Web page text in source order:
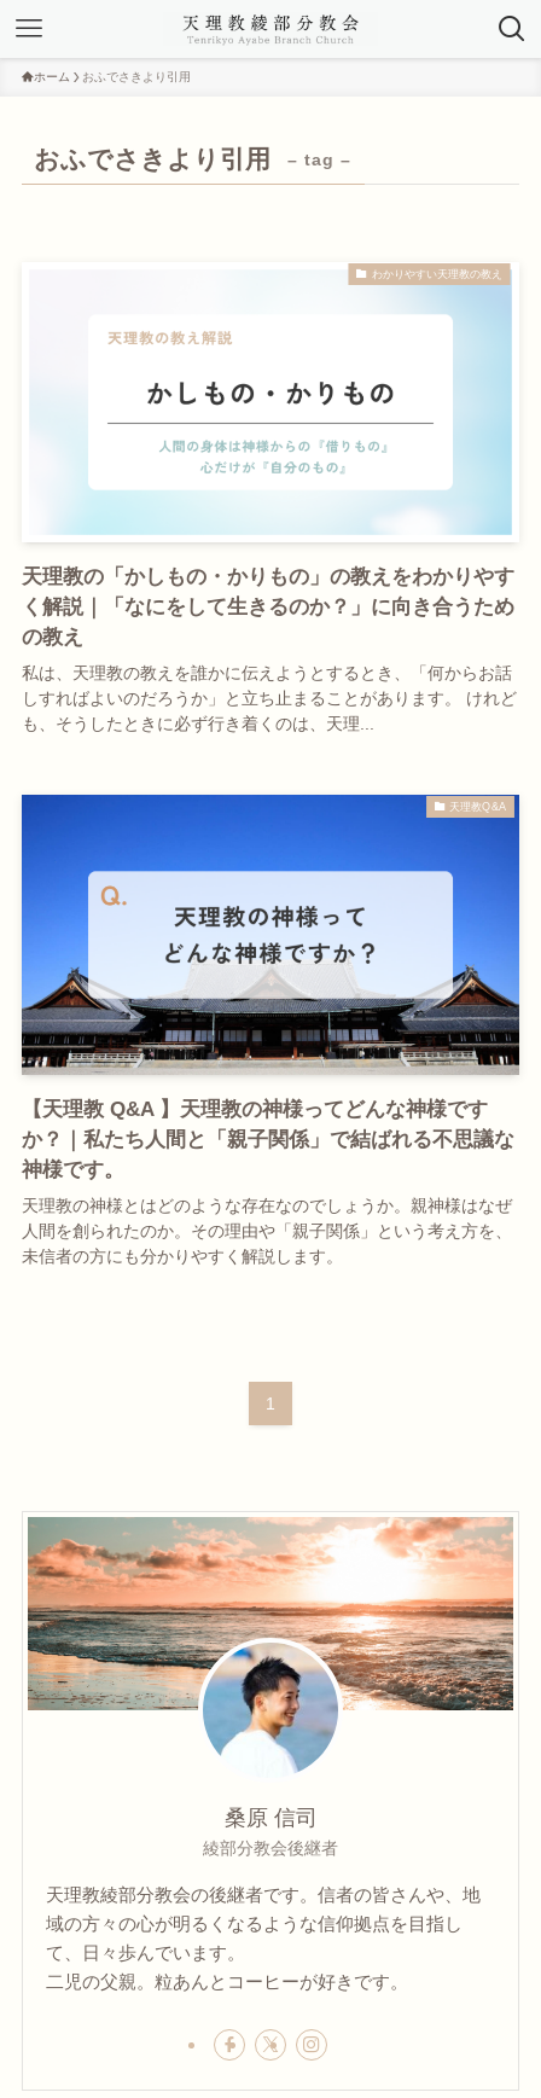
ホーム おふでさきより引用
おふでさきより引用 – tag –
わかりやすい天理教の教え
天理教の「かしもの・かりもの」の教えをわかりやす
く解説｜「なにをして生きるのか？」に向き合うため
の教え
私は、天理教の教えを誰かに伝えようとするとき、「何からお話
しすればよいのだろうか」と立ち止まることがあります。 けれど
も、そうしたときに必ず行き着くのは、天理...
天理教Q&A
【天理教 Q&A 】天理教の神様ってどんな神様です
か？｜私たち人間と「親子関係」で結ばれる不思議な
神様です。
天理教の神様とはどのような存在なのでしょうか。親神様はなぜ
人間を創られたのか。その理由や「親子関係」という考え方を、
未信者の方にも分かりやすく解説します。
1
桑原 信司
綾部分教会後継者
天理教綾部分教会の後継者です。信者の皆さんや、地
域の方々の心が明るくなるような信仰拠点を目指し
て、日々歩んでいます。
二児の父親。粒あんとコーヒーが好きです。